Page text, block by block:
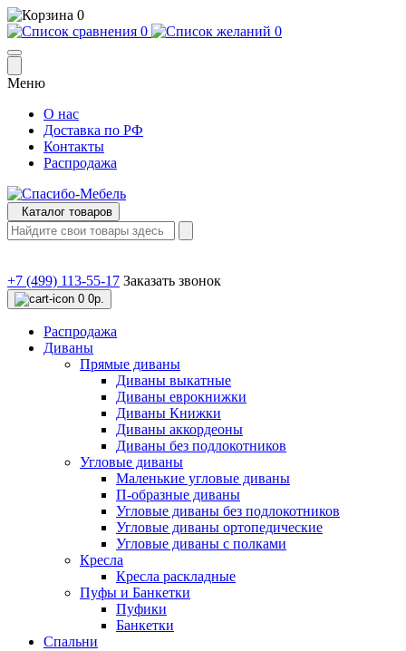
0
0
0
Меню
О нас
Доставка по РФ
Контакты
Распродажа
Каталог товаров
+7 (499) 113-55-17 Заказать звонок
0 0р.
Распродажа
Диваны
Прямые диваны
Диваны выкатные
Диваны еврокнижки
Диваны Книжки
Диваны аккордеоны
Диваны без подлокотников
Угловые диваны
Маленькие угловые диваны
П-образные диваны
Угловые диваны без подлокотников
Угловые диваны ортопедические
Угловые диваны с полками
Кресла
Кресла раскладные
Пуфы и Банкетки
Пуфики
Банкетки
Спальни